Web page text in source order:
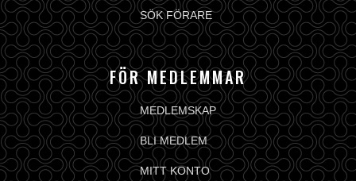
SÖK FÖRARE
FÖR MEDLEMMAR
MEDLEMSKAP
BLI MEDLEM
MITT KONTO